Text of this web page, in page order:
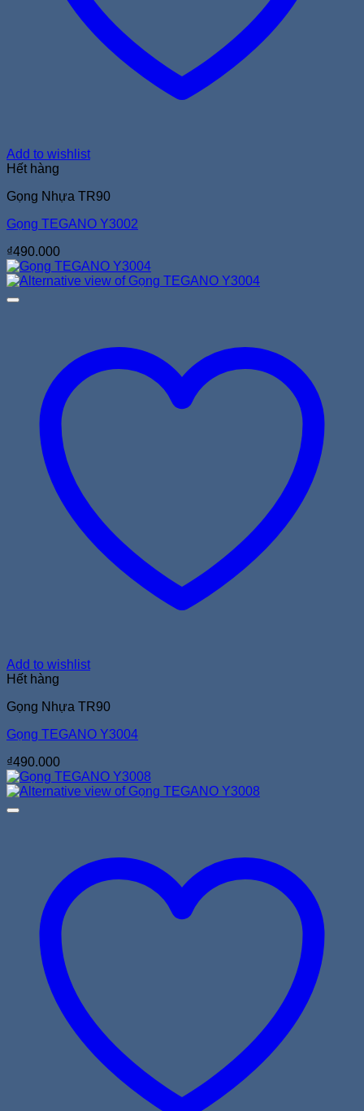
Add to wishlist
Hết hàng
Gọng Nhựa TR90
Gọng TEGANO Y3002
₫490.000
Add to wishlist
Hết hàng
Gọng Nhựa TR90
Gọng TEGANO Y3004
₫490.000